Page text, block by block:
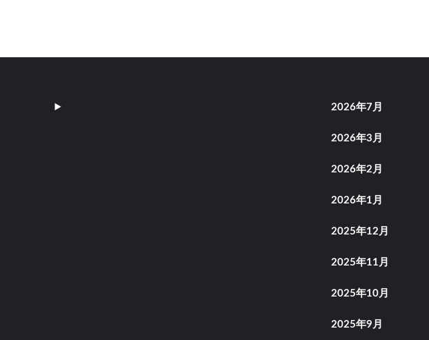
2026年7月
2026年3月
2026年2月
2026年1月
2025年12月
2025年11月
2025年10月
2025年9月